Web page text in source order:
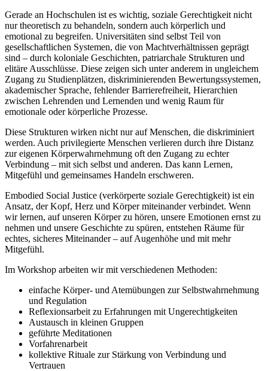
Gerade an Hochschulen ist es wichtig, soziale Gerechtigkeit nicht
nur theoretisch zu behandeln, sondern auch körperlich und
emotional zu begreifen. Universitäten sind selbst Teil von
gesellschaftlichen Systemen, die von Machtverhältnissen geprägt
sind – durch koloniale Geschichten, patriarchale Strukturen und
elitäre Ausschlüsse. Diese zeigen sich unter anderem in ungleichem
Zugang zu Studienplätzen, diskriminierenden Bewertungssystemen,
akademischer Sprache, fehlender Barrierefreiheit, Hierarchien
zwischen Lehrenden und Lernenden und wenig Raum für
emotionale oder körperliche Prozesse.
Diese Strukturen wirken nicht nur auf Menschen, die diskriminiert
werden. Auch privilegierte Menschen verlieren durch ihre Distanz
zur eigenen Körperwahrnehmung oft den Zugang zu echter
Verbindung – mit sich selbst und anderen. Das kann Lernen,
Mitgefühl und gemeinsames Handeln erschweren.
Embodied Social Justice (verkörperte soziale Gerechtigkeit) ist ein
Ansatz, der Kopf, Herz und Körper miteinander verbindet. Wenn
wir lernen, auf unseren Körper zu hören, unsere Emotionen ernst zu
nehmen und unsere Geschichte zu spüren, entstehen Räume für
echtes, sicheres Miteinander – auf Augenhöhe und mit mehr
Mitgefühl.
Im Workshop arbeiten wir mit verschiedenen Methoden:
einfache Körper- und Atemübungen zur Selbstwahrnehmung
und Regulation
Reflexionsarbeit zu Erfahrungen mit Ungerechtigkeiten
Austausch in kleinen Gruppen
geführte Meditationen
Vorfahrenarbeit
kollektive Rituale zur Stärkung von Verbindung und
Vertrauen